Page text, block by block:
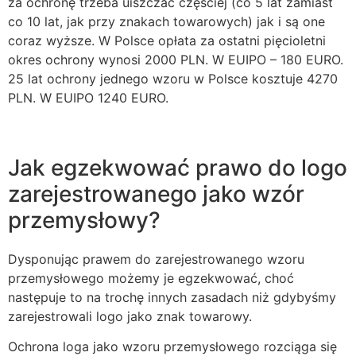
co 10 lat, jak przy znakach towarowych) jak i są one
coraz wyższe. W Polsce opłata za ostatni pięcioletni
okres ochrony wynosi 2000 PLN. W EUIPO – 180 EURO.
25 lat ochrony jednego wzoru w Polsce kosztuje 4270
PLN. W EUIPO 1240 EURO.
Jak egzekwować prawo do logo
zarejestrowanego jako wzór
przemysłowy?
Dysponując prawem do zarejestrowanego wzoru
przemysłowego możemy je egzekwować, choć
następuje to na trochę innych zasadach niż gdybyśmy
zarejestrowali logo jako znak towarowy.
Ochrona loga jako wzoru przemysłowego rozciąga się